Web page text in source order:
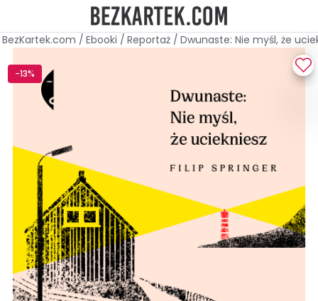
BezKartek.com / Ebooki / Reportaż / Dwunaste: Nie myśl, że
-13%